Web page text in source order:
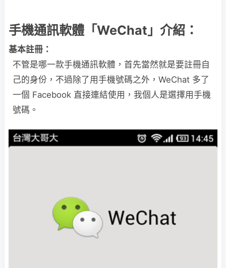
手機通訊軟體「WeChat」介紹：
基本註冊：
不管是哪一款手機通訊軟體，首先當然就是要註冊自
己的身份，不過除了用手機號碼之外，WeChat 多了
一個 Facebook 直接連結使用，我個人是選擇用手機
號碼。